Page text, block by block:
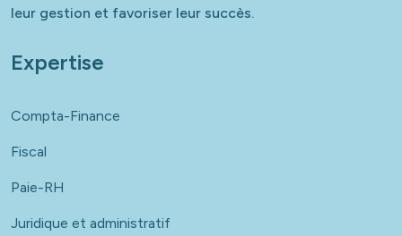
leur gestion et favoriser leur succès.
Expertise
Compta-Finance
Fiscal
Paie-RH
Juridique et administratif